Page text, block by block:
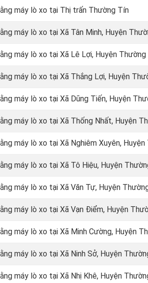
máy lò xo tại Thị trấn Thường Tín
máy lò xo tại Xã Tân Minh, Huyện
máy lò xo tại Xã Lê Lợi, Huyện
máy lò xo tại Xã Thắng Lợi, Huyện
máy lò xo tại Xã Dũng Tiến, Huyện
máy lò xo tại Xã Thống Nhất, Huyện
máy lò xo tại Xã Nghiêm Xuyên,
máy lò xo tại Xã Tô Hiệu, Huyện
máy lò xo tại Xã Văn Tự, Huyện
máy lò xo tại Xã Vạn Điểm, Huyện
máy lò xo tại Xã Minh Cường, Huyện
máy lò xo tại Xã Ninh Sở, Huyện
máy lò xo tại Xã Nhị Khê, Huyện